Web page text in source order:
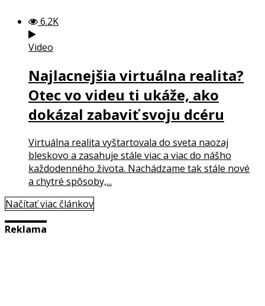
6.2K
Video
Najlacnejšia virtuálna realita?
Otec vo videu ti ukáže, ako
dokázal zabaviť svoju dcéru
Virtuálna realita vyštartovala do sveta naozaj
bleskovo a zasahuje stále viac a viac do nášho
každodenného života. Nachádzame tak stále nové
a chytré spôsoby,...
Načítať viac článkov
Reklama